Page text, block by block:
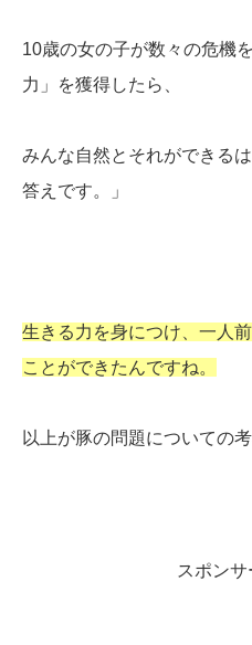
10歳の女の子が数々の危機
力」を獲得したら、
みんな自然とそれができる
答えです。」
生きる力を身につけ、一人
ことができたんですね。
以上が豚の問題についての考
スポンサ